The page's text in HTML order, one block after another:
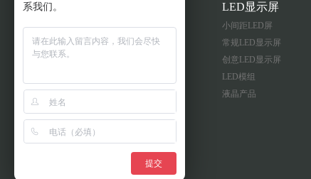
企业简介
公司风采
LED显示屏
小间距LED屏
常规LED显示屏
创意LED显示屏
LED模组
液晶产品
系我们。
提交